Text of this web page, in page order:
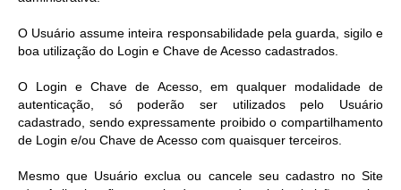
O Usuário assume inteira responsabilidade pela guarda, sigilo e
boa utilização do Login e Chave de Acesso cadastrados.
O Login e Chave de Acesso, em qualquer modalidade de
autenticação, só poderão ser utilizados pelo Usuário
cadastrado, sendo expressamente proibido o compartilhamento
de Login e/ou Chave de Acesso com quaisquer terceiros.
Mesmo que Usuário exclua ou cancele seu cadastro no Site